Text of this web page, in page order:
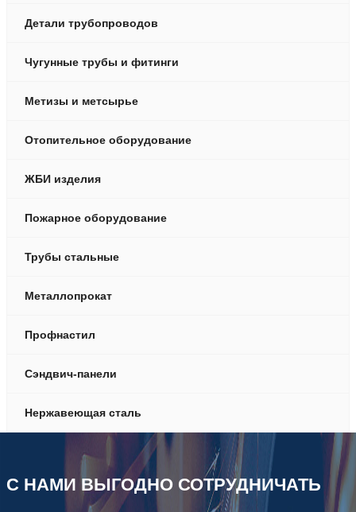
Детали трубопроводов
Чугунные трубы и фитинги
Метизы и метсырье
Отопительное оборудование
ЖБИ изделия
Пожарное оборудование
Трубы стальные
Металлопрокат
Профнастил
Сэндвич-панели
Нержавеющая сталь
С НАМИ ВЫГОДНО СОТРУДНИЧАТЬ